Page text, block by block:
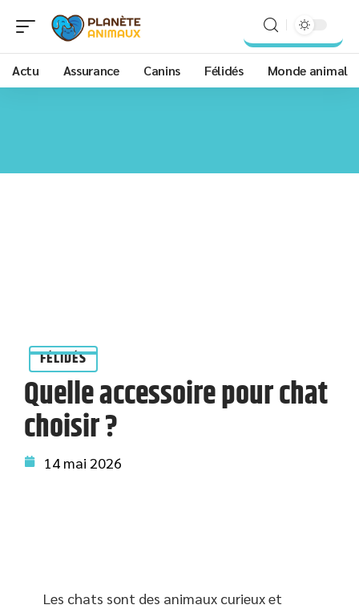
Actu Assurance Canins Félidés Monde animal
FÉLIDÉS
Quelle accessoire pour chat
choisir ?
14 mai 2026
Les chats sont des animaux curieux et